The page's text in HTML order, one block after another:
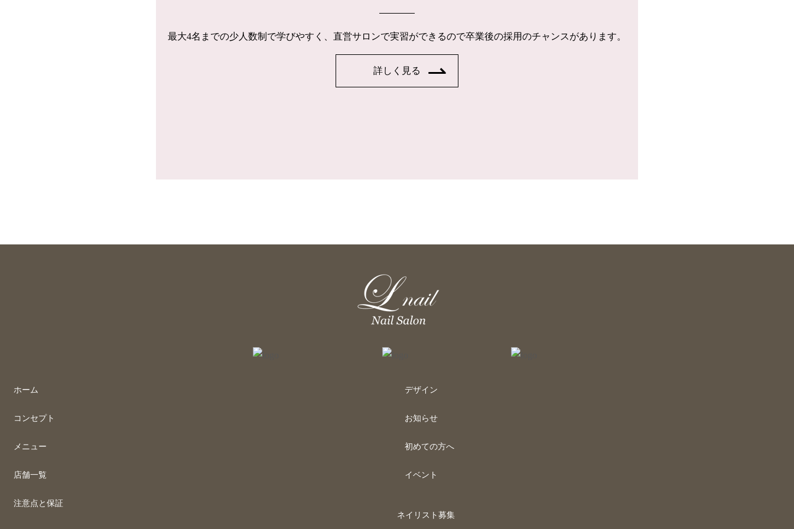
最大4名までの少人数制で学びやすく、直営サロンで実習ができるので卒業後の採用のチャンスがあります。
詳しく見る
ホーム
コンセプト
メニュー
店舗一覧
注意点と保証
デザイン
お知らせ
初めての方へ
イベント
ネイリスト募集